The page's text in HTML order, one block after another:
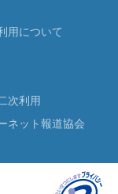
用について
次利用
ネット報道協会